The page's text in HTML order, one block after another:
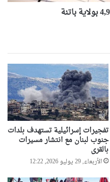
تفجيرات إسرائيلية تستهدف بلدات
جنوب لبنان مع انتشار مسيرات
بالقرى
الأربعاء, 29 يوليو 2026, 12:22